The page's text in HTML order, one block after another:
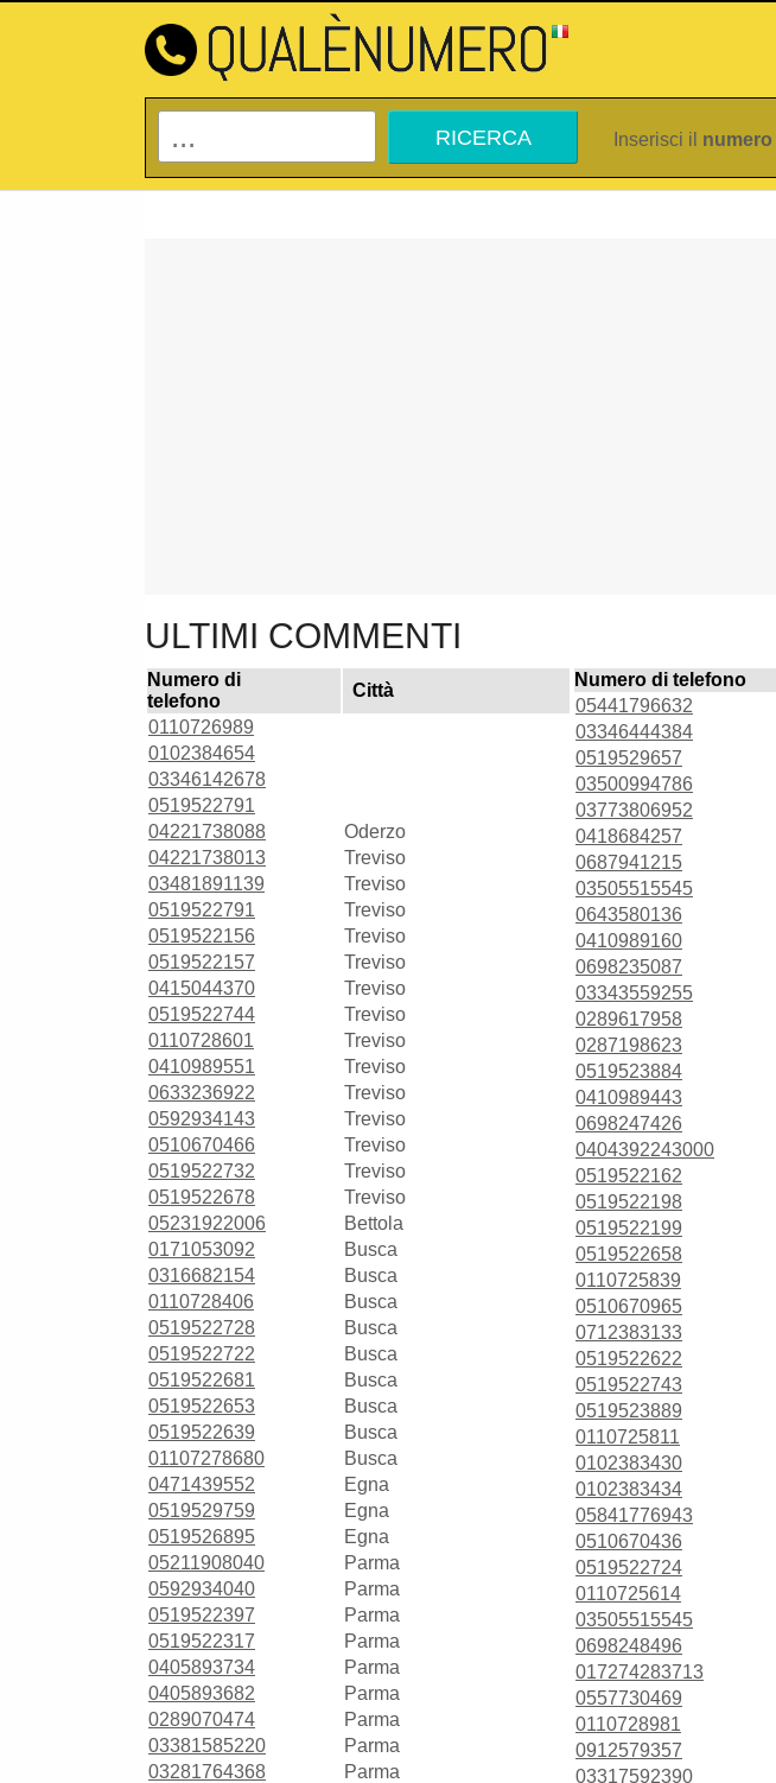
Inserisci il numero
ULTIMI COMMENTI
Numero di
telefono
Città
0110726989
0102384654
03346142678
0519522791
04221738088
Oderzo
04221738013
Treviso
03481891139
Treviso
0519522791
Treviso
0519522156
Treviso
0519522157
Treviso
0415044370
Treviso
0519522744
Treviso
0110728601
Treviso
0410989551
Treviso
0633236922
Treviso
0592934143
Treviso
0510670466
Treviso
0519522732
Treviso
0519522678
Treviso
05231922006
Bettola
0171053092
Busca
0316682154
Busca
0110728406
Busca
0519522728
Busca
0519522722
Busca
0519522681
Busca
0519522653
Busca
0519522639
Busca
01107278680
Busca
0471439552
Egna
0519529759
Egna
0519526895
Egna
05211908040
Parma
0592934040
Parma
0519522397
Parma
0519522317
Parma
0405893734
Parma
0405893682
Parma
0289070474
Parma
03381585220
Parma
03281764368
Parma
Numero di telefono
05441796632
03346444384
0519529657
03500994786
03773806952
0418684257
0687941215
03505515545
0643580136
0410989160
0698235087
03343559255
0289617958
0287198623
0519523884
0410989443
0698247426
0404392243000
0519522162
0519522198
0519522199
0519522658
0110725839
0510670965
0712383133
0519522622
0519522743
0519523889
0110725811
0102383430
0102383434
05841776943
0510670436
0519522724
0110725614
03505515545
0698248496
017274283713
0557730469
0110728981
0912579357
03317592390